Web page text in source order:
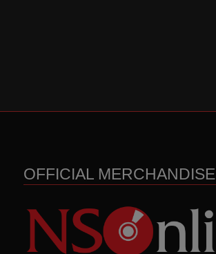
OFFICIAL MERCHANDISE